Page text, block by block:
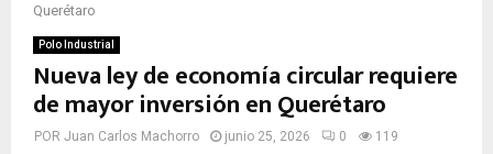
Querétaro
Polo Industrial
Nueva ley de economía circular requiere
de mayor inversión en Querétaro
POR Juan Carlos Machorro junio 25, 2026 0 119